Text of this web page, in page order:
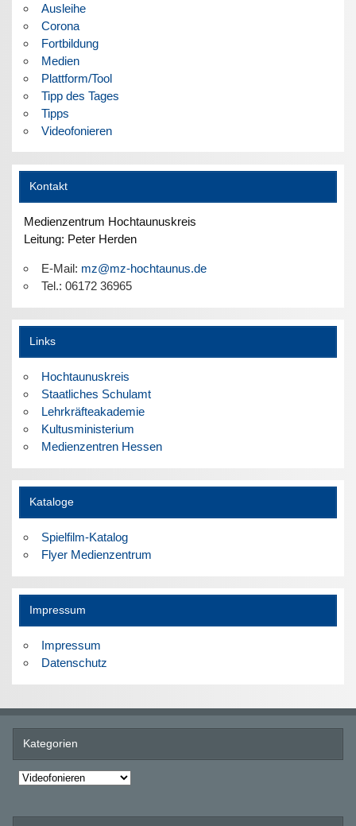
Ausleihe
Corona
Fortbildung
Medien
Plattform/Tool
Tipp des Tages
Tipps
Videofonieren
Kontakt
Medienzentrum Hochtaunuskreis
Leitung: Peter Herden
E-Mail: mz@mz-hochtaunus.de
Tel.: 06172 36965
Links
Hochtaunuskreis
Staatliches Schulamt
Lehrkräfteakademie
Kultusministerium
Medienzentren Hessen
Kataloge
Spielfilm-Katalog
Flyer Medienzentrum
Impressum
Impressum
Datenschutz
Kategorien
Kategorien